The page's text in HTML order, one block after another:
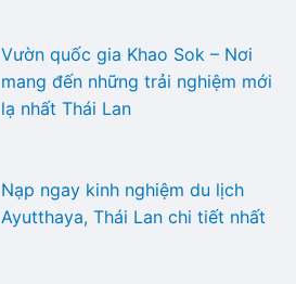
Vườn quốc gia Khao Sok – Nơi
mang đến những trải nghiệm mới
lạ nhất Thái Lan
Nạp ngay kinh nghiệm du lịch
Ayutthaya, Thái Lan chi tiết nhất